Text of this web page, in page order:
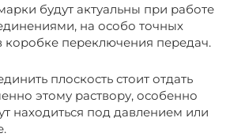
будут актуальны при работе
на особо точных
коробке переключения передач.
плоскость стоит отдать
этому раствору, особенно
находиться под давлением или